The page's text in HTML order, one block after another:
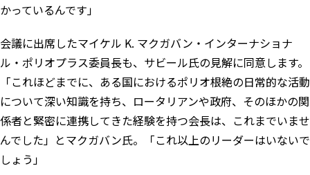
かっているんです」
会議に出席したマイケル K. マクガバン・インターナショナ
ル・ポリオプラス委員長も、サビール氏の見解に同意します。
「これほどまでに、ある国におけるポリオ根絶の日常的な活動
について深い知識を持ち、ロータリアンや政府、そのほかの関
係者と緊密に連携してきた経験を持つ会長は、これまでいませ
んでした」とマクガバン氏。「これ以上のリーダーはいないで
しょう」